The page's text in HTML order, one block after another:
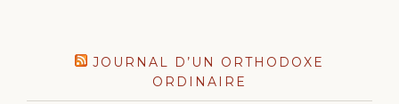
JOURNAL D’UN ORTHODOXE
ORDINAIRE